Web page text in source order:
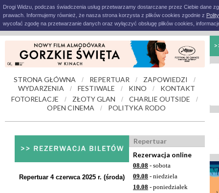
Drogi Widzu, podczas świadczenia usług przetwarzamy dostarczane przez Ciebie dane
prawach. Informujemy również, że nasza strona korzysta z plików cookies zgodnie z
wycofać zgodę na przetwarzanie danych oraz wyłączyć obsługę plików cookies,
STRONA GŁÓWNA / REPERTUAR / ZAPOWIEDZI /
WYDARZENIA / FESTIWALE / KINO /
KONTAKT
FOTORELACJE
/ ZŁOTY GLAN / CHARLIE OUTSIDE /
OPEN CINEMA / POLITYKA RODO
Repertuar 4 czerwca 2025 r. (środa)
Repertuar
Rezerwacja online
08.08 - sobota
09.08 - niedziela
10.08 - poniedziałek